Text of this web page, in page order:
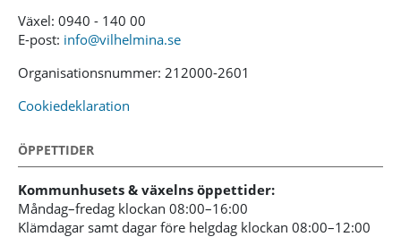
Växel: 0940 - 140 00
E-post: info@vilhelmina.se
Organisationsnummer: 212000-2601
Cookiedeklaration
ÖPPETTIDER
Kommunhusets & växelns öppettider:
Måndag–fredag klockan 08:00–16:00
Klämdagar samt dagar före helgdag klockan 08:00–12:00